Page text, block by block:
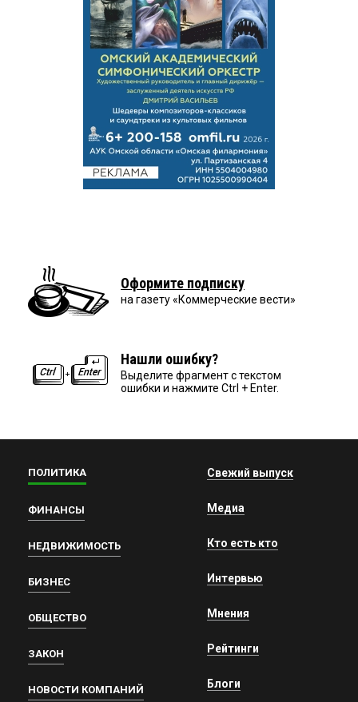
Оформите подписку
на газету «Коммерческие вести»
Нашли ошибку?
Выделите фрагмент с текстом
ошибки и нажмите Ctrl + Enter.
ПОЛИТИКА
ФИНАНСЫ
НЕДВИЖИМОСТЬ
БИЗНЕС
ОБЩЕСТВО
ЗАКОН
НОВОСТИ КОМПАНИЙ
Свежий выпуск
Медиа
Кто есть кто
Интервью
Мнения
Рейтинги
Блоги